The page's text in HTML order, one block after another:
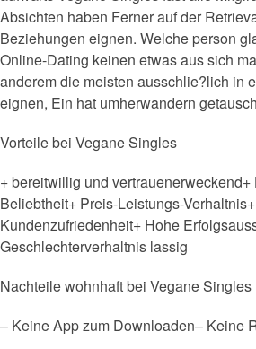
Absichten haben Ferner auf der
Beziehungen eignen. Welche person
Online-Dating keinen etwas aus sich
anderem die meisten ausschlie?lich in
eignen, Ein hat umherwandern
Vorteile bei Vegane Singles
+ bereitwillig und
Beliebtheit+ Preis-Leistungs-
Kundenzufriedenheit+ Hohe
Geschlechterverhaltnis lassig
Nachteile wohnhaft bei Vegane Singles
– Keine App zum Downloaden– Keine